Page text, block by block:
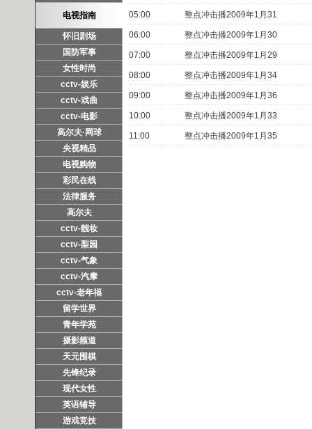
电视指南
怀旧剧场
国防军事
女性时尚
cctv-娱乐
cctv-戏曲
cctv-电影
高尔夫·网球
央视精品
电视购物
彩民在线
法律服务
高尔夫
cctv-靓妆
cctv-梨园
cctv-气象
cctv-汽摩
cctv-老年福
留学世界
青年学苑
摄影频道
天元围棋
先锋纪录
现代女性
英语辅导
游戏竞技
05:00 整点冲击播2009年1月31
06:00 整点冲击播2009年1月30
07:00 整点冲击播2009年1月29
08:00 整点冲击播2009年1月34
09:00 整点冲击播2009年1月36
10:00 整点冲击播2009年1月33
11:00 整点冲击播2009年1月35